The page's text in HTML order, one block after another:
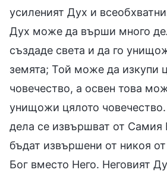
усиленият Дух и
Дух може да върши много
създаде света и да го
земята; Той може да изкупи
човечество, а освен това
унищожи цялото човечество.
дела се извършват от Самия
бъдат извършени от никоя
Бог вместо Него. Неговият